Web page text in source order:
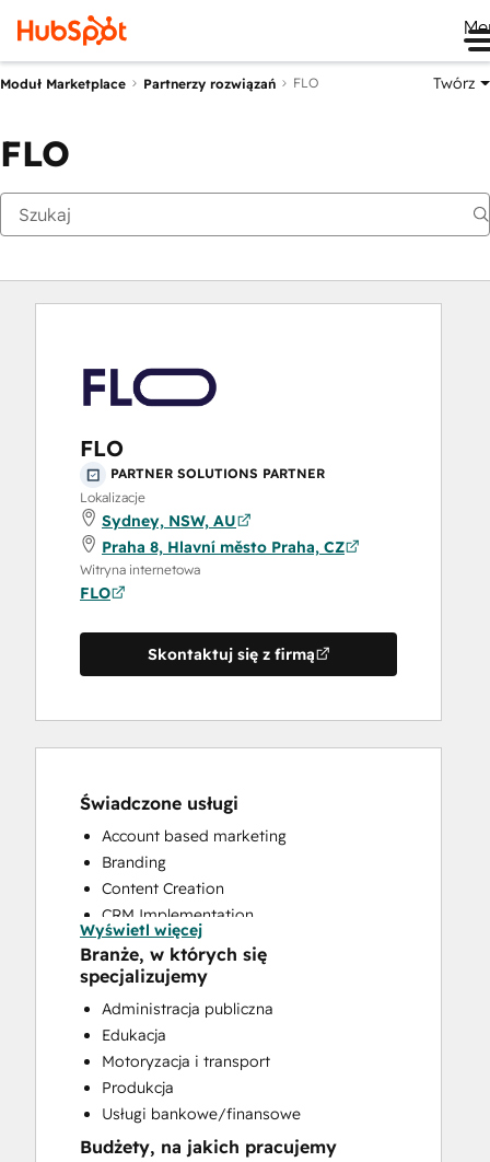
Moduł Marketplace Partnerzy rozwiązań FLO Twórz
FLO
FLO
PARTNER SOLUTIONS PARTNER
Lokalizacje
Sydney, NSW, AU
Praha 8, Hlavní město Praha, CZ
Witryna internetowa
FLO
Skontaktuj się z firmą
Świadczone usługi
Account based marketing
Branding
Content Creation
CRM Implementation
CRM Migration
Custom API Integrations
Customer Marketing
Customer Success Training
Customer Support Training
Email Marketing
Full Inbound Marketing Services
HubSpot Onboarding
Knowledge Base Development
Wyświetl więcej
Branże, w których się
specjalizujemy
Administracja publiczna
Edukacja
Motoryzacja i transport
Produkcja
Usługi bankowe/finansowe
Budżety, na jakich pracujemy